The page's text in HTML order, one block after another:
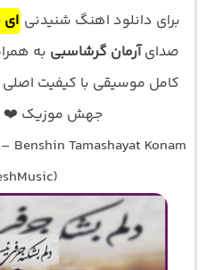
برای دانلود اهنگ شنیدنی
صدایآرمان گرشاسبی به
جهش موزیک ❤️
Benshin Tamashayat Konam